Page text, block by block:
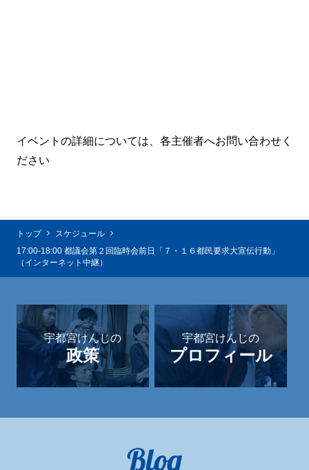
イベントの詳細については、各主催者へお問い合わせく
ださい
トップ
スケジュール
17:00-18:00 都議会第２回臨時会前日「７・１６都民要求大宣伝行動」
（インターネット中継）
宇都宮けんじの
政策
宇都宮けんじの
プロフィール
Blog